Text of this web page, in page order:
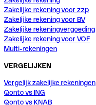
Zakelijke rekening voor zzp
Zakelijke rekening voor BV
Zakelijke rekeningvergoeding
Zakelijke rekening voor VOF
Multi-rekeningen
VERGELIJKEN
Vergelijk zakelijke rekeningen
Qonto vs ING
Qonto vs KNAB